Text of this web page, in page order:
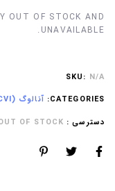
OUT OF STOCK AND
UNAVAILABLE.
SKU: N/A
CATEGORIES: آنالوگ (HDCVI)
دسترسی : OF STOCK